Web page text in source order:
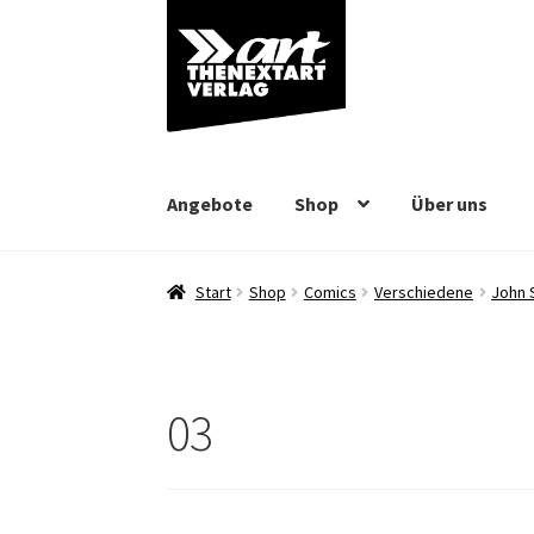
Zur
Navigation
springen
Zum
Inhalt
springen
Angebote Shop Über uns
Start Shop Comics Verschiedene John
03